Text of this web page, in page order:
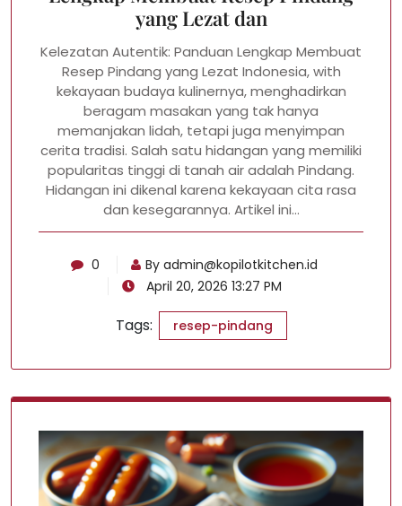
yang Lezat dan
Kelezatan Autentik: Panduan Lengkap Membuat
Resep Pindang yang Lezat Indonesia, with
kekayaan budaya kulinernya, menghadirkan
beragam masakan yang tak hanya
memanjakan lidah, tetapi juga menyimpan
cerita tradisi. Salah satu hidangan yang memiliki
popularitas tinggi di tanah air adalah Pindang.
Hidangan ini dikenal karena kekayaan cita rasa
dan kesegarannya. Artikel ini…
0 By admin@kopilotkitchen.id
April 20, 2026 13:27 PM
Tags: resep-pindang